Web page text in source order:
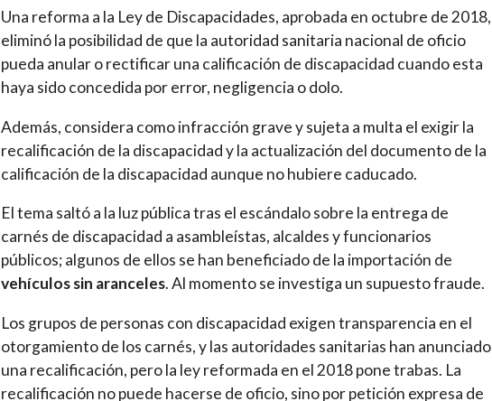
Una reforma a la Ley de Discapacidades, aprobada en octubre de 2018,
eliminó la posibilidad de que la autoridad sanitaria nacional de oficio
pueda anular o rectificar una calificación de discapacidad cuando esta
haya sido concedida por error, negligencia o dolo.
Además, considera como infracción grave y sujeta a multa el exigir la
recalificación de la discapacidad y la actualización del documento de la
calificación de la discapacidad aunque no hubiere caducado.
El tema saltó a la luz pública tras el escándalo sobre la entrega de
carnés de discapacidad a asambleístas, alcaldes y funcionarios
públicos; algunos de ellos se han beneficiado de la importación de
vehículos sin aranceles. Al momento se investiga un supuesto fraude.
Los grupos de personas con discapacidad exigen transparencia en el
otorgamiento de los carnés, y las autoridades sanitarias han anunciado
una recalificación, pero la ley reformada en el 2018 pone trabas. La
recalificación no puede hacerse de oficio, sino por petición expresa de